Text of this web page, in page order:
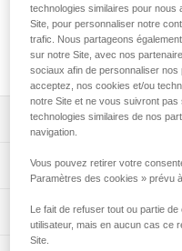
Barrettes de rechange
VASAK et IRVIS. Elles
crampons DART pour les
Descriptif
Barrettes de rechange
(U034AA00), SARKEN
XXX).
Barrettes longues pour
Spécifications
Poids: 110 g
Matière(s): acier
Informations techniques
Notice
technologies similaires pour nous
Site, pour personnaliser notre
trafic. Nous partageons
sur notre Site, avec nos
sociaux afin de personnaliser
acceptez, nos cookies et/ou
notre Site et ne vous suivront
technologies similaires de nos
navigation.
Vous pouvez retirer votre
Paramètres des cookies » prévu
Le fait de refuser tout ou partie
utilisateur, mais en aucun cas ce
Site.